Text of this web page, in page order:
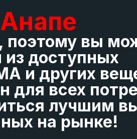
поэтому вы
доступных
и других
всех
лучшим
на рынке!